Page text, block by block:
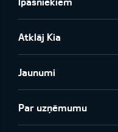
Atklāj Kia
Jaunumi
Par uzņēmumu